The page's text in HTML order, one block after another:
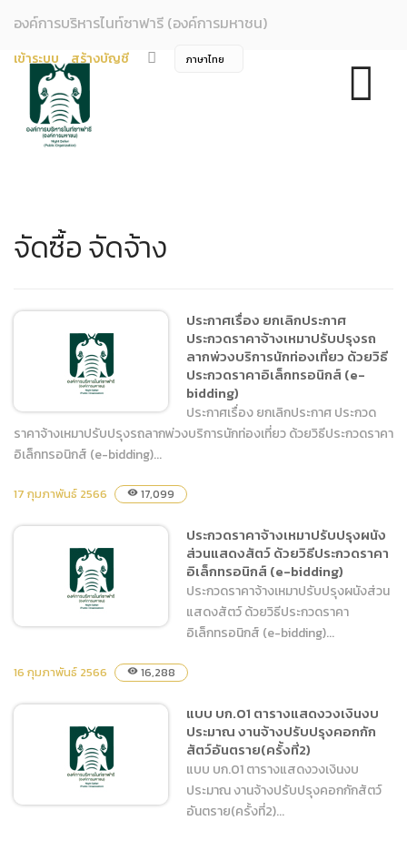
องค์การบริหารไนท์ซาฟารี (องค์การมหาชน)
เข้าระบบ สร้างบัญชี
จัดซื้อ จัดจ้าง
ประกวดราคาจ้างเหมา
ราคาอิเล็กทรอนิกส์ (e-
ประกาศเรื่อง ยกเลิกประกาศ
ประกวดราคาจ้างเหมาปรับปรุงรถ
ลากพ่วงบริการนักท่องเที่ยว ด้วยวิธี
ประกวดราคาอิเล็กทรอนิกส์ (e-
bidding)
ประกาศเรื่อง ยกเลิกประกาศ ประกวด
ราคาจ้างเหมาปรับปรุงรถลากพ่วงบริการนักท่องเที่ยว ด้วยวิธีประกวดราคา
อิเล็กทรอนิกส์ (e-bidding)...
17 กุมภาพันธ์ 2566 visibility 17,099
ปรับปรุงผนังส่วนแสดงสัตว์
ด้วยวิธีประกวดราคา
อิเล็กทรอนิกส์ (e-bidding)
ประกวดราคาจ้างเหมาปรับปรุงผนัง
ส่วนแสดงสัตว์ ด้วยวิธีประกวดราคา
อิเล็กทรอนิกส์ (e-bidding)
ประกวดราคาจ้างเหมาปรับปรุงผนังส่วน
แสดงสัตว์ ด้วยวิธีประกวดราคา
อิเล็กทรอนิกส์ (e-bidding)...
16 กุมภาพันธ์ 2566 visibility 16,288
แบบ บก.01 ตารางแสดงวงเงินงบ
ประมาณ งานจ้างปรับปรุงคอกกัก
สัตว์อันตราย(ครั้งที่2)
แบบ บก.01 ตารางแสดงวงเงินงบ
ประมาณ งานจ้างปรับปรุงคอกกักสัตว์
อันตราย(ครั้งที่2)...